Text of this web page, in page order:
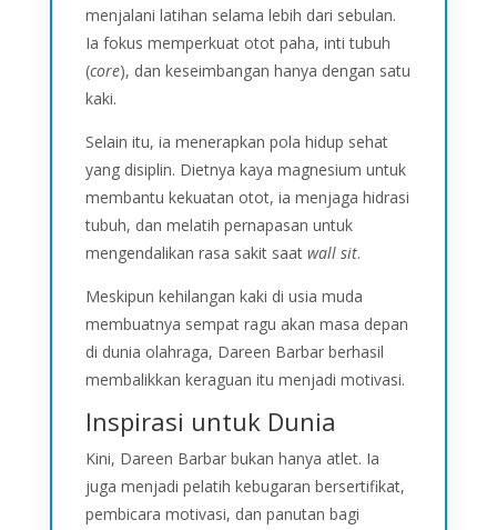
menjalani latihan selama lebih dari sebulan.
Ia fokus memperkuat otot paha, inti tubuh
(core), dan keseimbangan hanya dengan satu
kaki.
Selain itu, ia menerapkan pola hidup sehat
yang disiplin. Dietnya kaya magnesium untuk
membantu kekuatan otot, ia menjaga hidrasi
tubuh, dan melatih pernapasan untuk
mengendalikan rasa sakit saat wall sit.
Meskipun kehilangan kaki di usia muda
membuatnya sempat ragu akan masa depan
di dunia olahraga, Dareen Barbar berhasil
membalikkan keraguan itu menjadi motivasi.
Inspirasi untuk Dunia
Kini, Dareen Barbar bukan hanya atlet. Ia
juga menjadi pelatih kebugaran bersertifikat,
pembicara motivasi, dan panutan bagi